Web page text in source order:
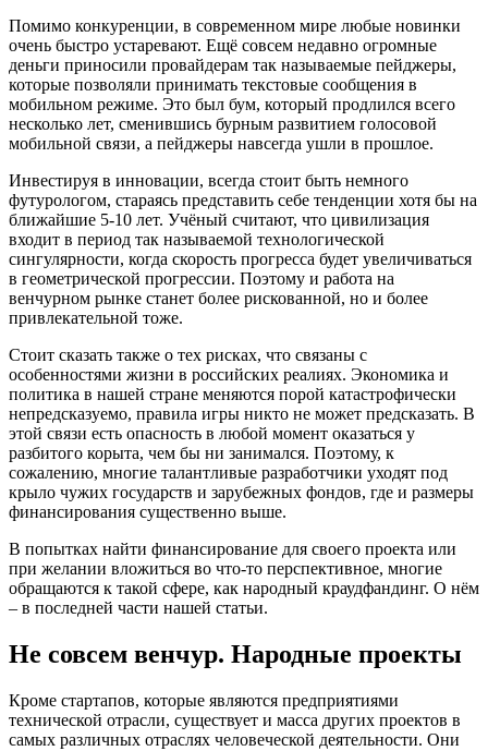
Помимо конкуренции, в современном мире любые новинки
очень быстро устаревают. Ещё совсем недавно огромные
деньги приносили провайдерам так называемые пейджеры,
которые позволяли принимать текстовые сообщения в
мобильном режиме. Это был бум, который продлился всего
несколько лет, сменившись бурным развитием голосовой
мобильной связи, а пейджеры навсегда ушли в прошлое.
Инвестируя в инновации, всегда стоит быть немного
футурологом, стараясь представить себе тенденции хотя бы на
ближайшие 5-10 лет. Учёный считают, что цивилизация
входит в период так называемой технологической
сингулярности, когда скорость прогресса будет увеличиваться
в геометрической прогрессии. Поэтому и работа на
венчурном рынке станет более рискованной, но и более
привлекательной тоже.
Стоит сказать также о тех рисках, что связаны с
особенностями жизни в российских реалиях. Экономика и
политика в нашей стране меняются порой катастрофически
непредсказуемо, правила игры никто не может предсказать. В
этой связи есть опасность в любой момент оказаться у
разбитого корыта, чем бы ни занимался. Поэтому, к
сожалению, многие талантливые разработчики уходят под
крыло чужих государств и зарубежных фондов, где и размеры
финансирования существенно выше.
В попытках найти финансирование для своего проекта или
при желании вложиться во что-то перспективное, многие
обращаются к такой сфере, как народный краудфандинг. О нём
– в последней части нашей статьи.
Не совсем венчур. Народные проекты
Кроме стартапов, которые являются предприятиями
технической отрасли, существует и масса других проектов в
самых различных отраслях человеческой деятельности. Они